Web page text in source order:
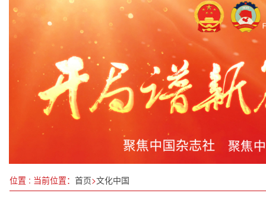
我国科学家揭开天体高能电子产生之谜
关于将气液相变蓄能喷射技术纳入国家“十五五”规
党的二十届四中全会公报有感：聚焦“十五五”，蔡
非遗大师刘飞：武医交融铸就健康中国新篇章——
向家坝升船机实现全天 24 小时运行
北农师生用心用情上好乡村振兴“大思政课”
位置 : 当前位置： 首页>文化中国